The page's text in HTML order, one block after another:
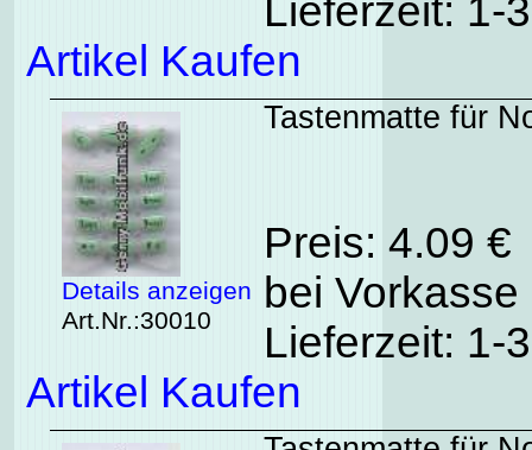
Lieferzeit: 1-
Artikel Kaufen
Details anzeigen
Art.Nr.:30010
Tastenmatte für
Preis: 4.09
bei
Lieferzeit: 1-
Artikel Kaufen